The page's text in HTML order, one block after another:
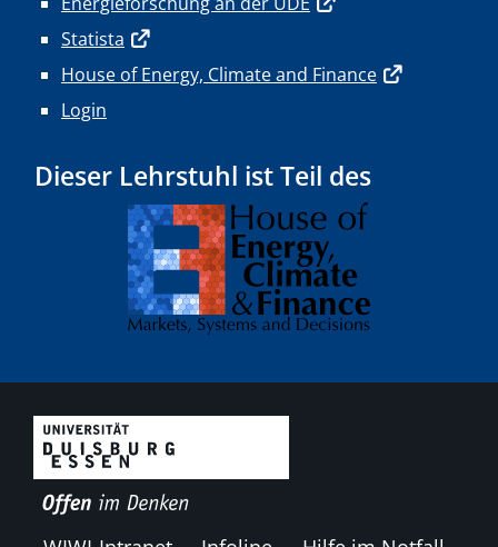
Statista
House of Energy, Climate and Finance
Login
Dieser Lehrstuhl ist Teil des